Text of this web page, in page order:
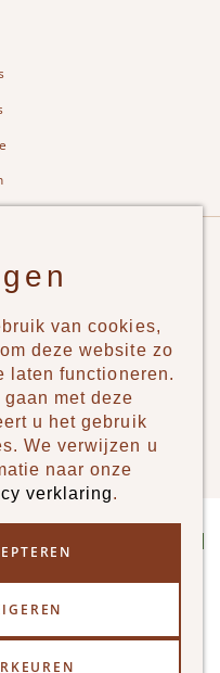
& Retourneren
DisclaimerPrivacy
van cookies,
deze website zo
laten functioneren.
met deze
u het gebruik
We verwijzen u
naar onze
verklaring.